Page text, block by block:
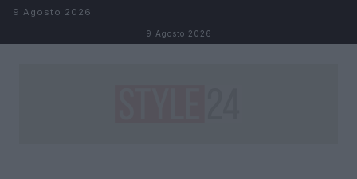
Salta al contenuto
9 Agosto 2026
9 Agosto 2026